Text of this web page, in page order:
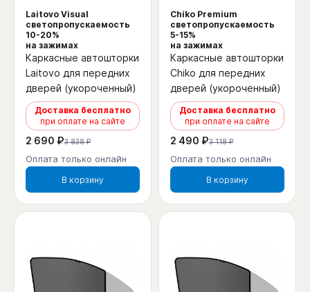
Laitovo Visual
светопропускаемость
10-20%
на зажимах
Каркасные автошторки
Laitovo для передних
дверей (укороченный)
Доставка бесплатно
при оплате на сайте
2 690 ₽3 838 ₽
Оплата только онлайн
В корзину
Chiko Premium
светопропускаемость
5-15%
на зажимах
Каркасные автошторки
Chiko для передних
дверей (укороченный)
Доставка бесплатно
при оплате на сайте
2 490 ₽3 118 ₽
Оплата только онлайн
В корзину